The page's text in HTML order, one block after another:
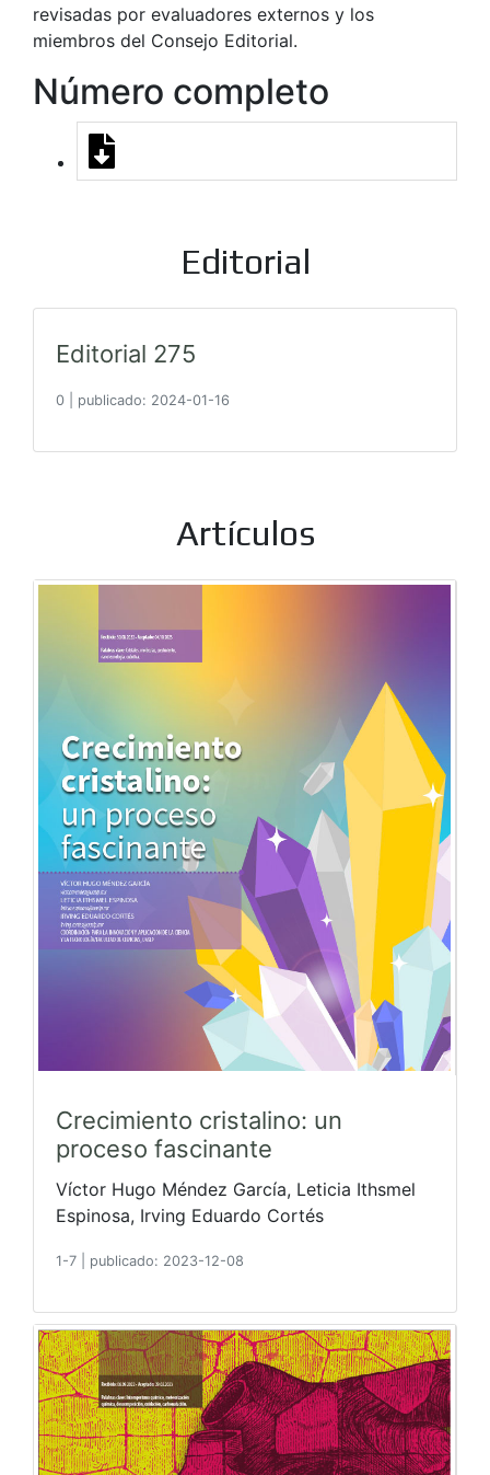
revisadas por evaluadores externos y los
miembros del Consejo Editorial.
Número completo
Editorial
Editorial 275
0 publicado: 2024-01-16
Artículos
Crecimiento cristalino: un
proceso fascinante
Víctor Hugo Méndez García, Leticia Ithsmel
Espinosa, Irving Eduardo Cortés
1-7 publicado: 2023-12-08